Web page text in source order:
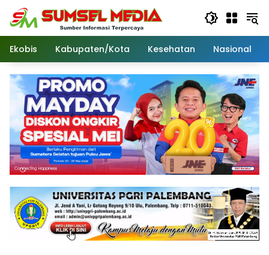
Langsung
konten
Ekobis
Kabupaten/Kota Kesehatan Nasional